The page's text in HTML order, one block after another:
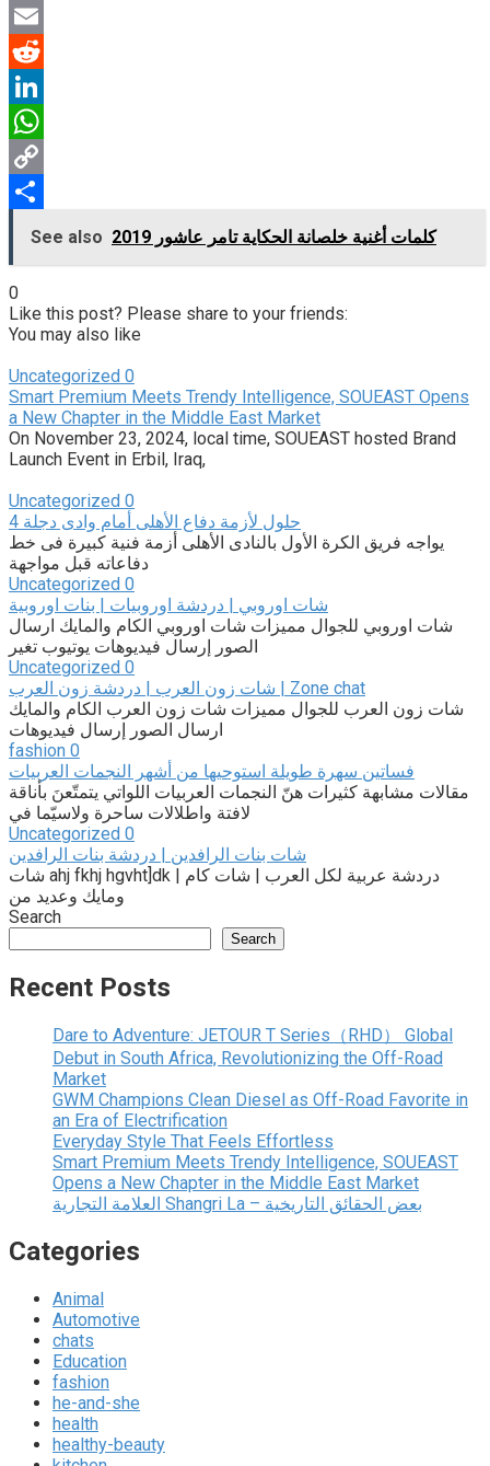
Twitter
Email
Reddit
LinkedIn
WhatsApp
Copy
Link
Share
See also كلمات أغنية خلصانة الحكاية تامر عاشور 2019
0
Like this post? Please share to your friends:
You may also like
Uncategorized 0
Smart Premium Meets Trendy Intelligence, SOUEAST Opens
a New Chapter in the Middle East Market
On November 23, 2024, local time, SOUEAST hosted Brand
Launch Event in Erbil, Iraq,
Uncategorized 0
4 حلول لأزمة دفاع الأهلى أمام وادى دجلة
يواجه فريق الكرة الأول بالنادى الأهلى أزمة فنية كبيرة فى خط
دفاعاته قبل مواجهة
Uncategorized 0
شات اوروبي | دردشة اوروبيات | بنات اوروبية
شات اوروبي للجوال مميزات شات اوروبي الكام والمايك ارسال
الصور إرسال فيديوهات يوتيوب تغير
Uncategorized 0
شات زون العرب | دردشة زون العرب | Zone chat
شات زون العرب للجوال مميزات شات زون العرب الكام والمايك
ارسال الصور إرسال فيديوهات
fashion 0
فساتين سهرة طويلة استوحيها من أشهر النجمات العربيات
مقالات مشابهة كثيرات هنّ النجمات العربيات اللواتي يتمتّعنَ بأناقة
لافتة واطلالات ساحرة ولاسيّما في
Uncategorized 0
شات بنات الرافدين | دردشة بنات الرافدين
شات ahj fkhj hgvht]dk | دردشة عربية لكل العرب | شات كام
ومايك وعديد من
Search
Search
Recent Posts
Dare to Adventure: JETOUR T Series（RHD） Global
Debut in South Africa, Revolutionizing the Off-Road
Market
GWM Champions Clean Diesel as Off-Road Favorite in
an Era of Electrification
Everyday Style That Feels Effortless
Smart Premium Meets Trendy Intelligence, SOUEAST
Opens a New Chapter in the Middle East Market
العلامة التجارية Shangri La – بعض الحقائق التاريخية
Categories
Animal
Automotive
chats
Education
fashion
he-and-she
health
healthy-beauty